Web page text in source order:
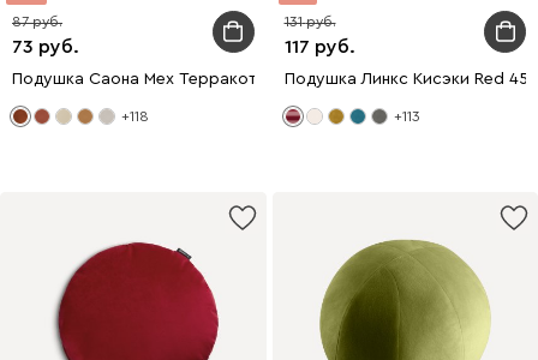
73
87
Подушка Саона Мех Терракотовый
+118
117
131
Подушка Линкс Кисэки Red
+113